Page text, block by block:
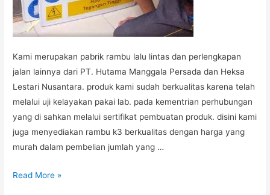
Kami merupakan pabrik rambu lalu lintas dan perlengkapan
jalan lainnya dari PT. Hutama Manggala Persada dan Heksa
Lestari Nusantara. produk kami sudah berkualitas karena telah
melalui uji kelayakan pakai lab. pada kementrian perhubungan
yang di sahkan melalui sertifikat pembuatan produk. disini kami
juga menyediakan rambu k3 berkualitas dengan harga yang
murah dalam pembelian jumlah yang …
RAMBU
Read More »